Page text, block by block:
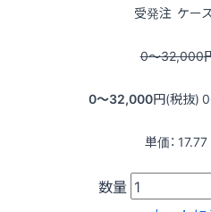
受発注 ケー
0〜32,000
0〜32,000円(税抜)
単価： 17.77
数量